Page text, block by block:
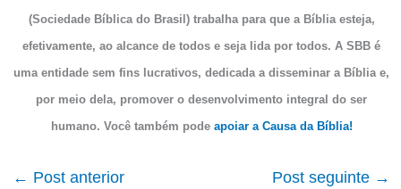
(Sociedade Bíblica do Brasil) trabalha para que a Bíblia esteja,
efetivamente, ao alcance de todos e seja lida por todos. A SBB é
uma entidade sem fins lucrativos, dedicada a disseminar a Bíblia e,
por meio dela, promover o desenvolvimento integral do ser
humano. Você também pode apoiar a Causa da Bíblia!
← Post anterior Post seguinte →